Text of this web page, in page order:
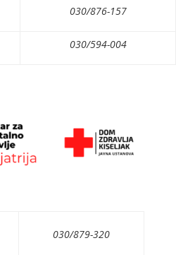
030/876-157
030/594-004
030/879-320